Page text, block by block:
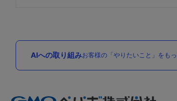
AIへの取り組みお客様の「やりたいこと」をも